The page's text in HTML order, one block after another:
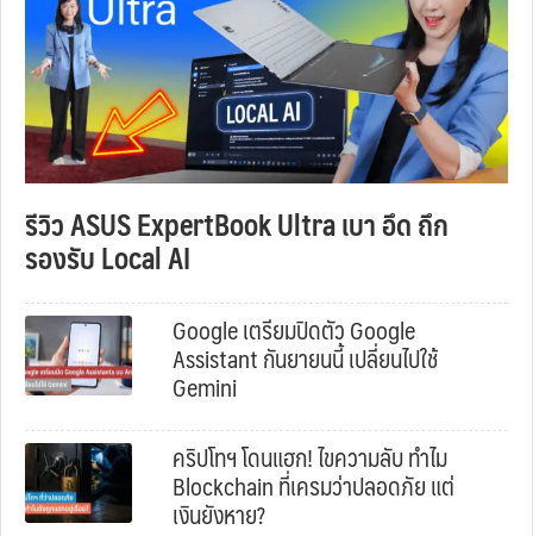
รีวิว ASUS ExpertBook Ultra เบา อึด ถึก
รองรับ Local AI
Google เตรียมปิดตัว Google
Assistant กันยายนนี้ เปลี่ยนไปใช้
Gemini
คริปโทฯ โดนแฮก! ไขความลับ ทำไม
Blockchain ที่เครมว่าปลอดภัย แต่
เงินยังหาย?